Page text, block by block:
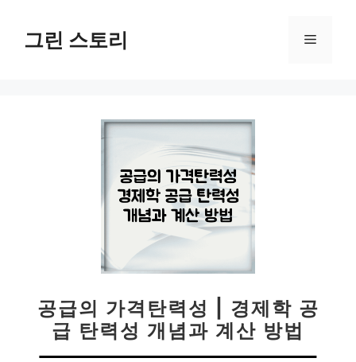
그린 스토리 메
공급의 가격탄력성 | 경제학 공
급 탄력성 개념과 계산 방법